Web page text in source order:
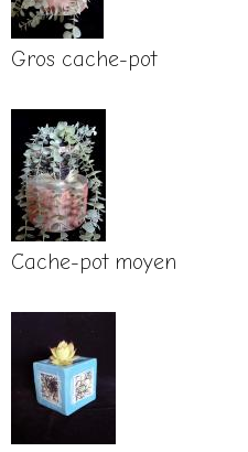
Gros cache-pot
Cache-pot moyen